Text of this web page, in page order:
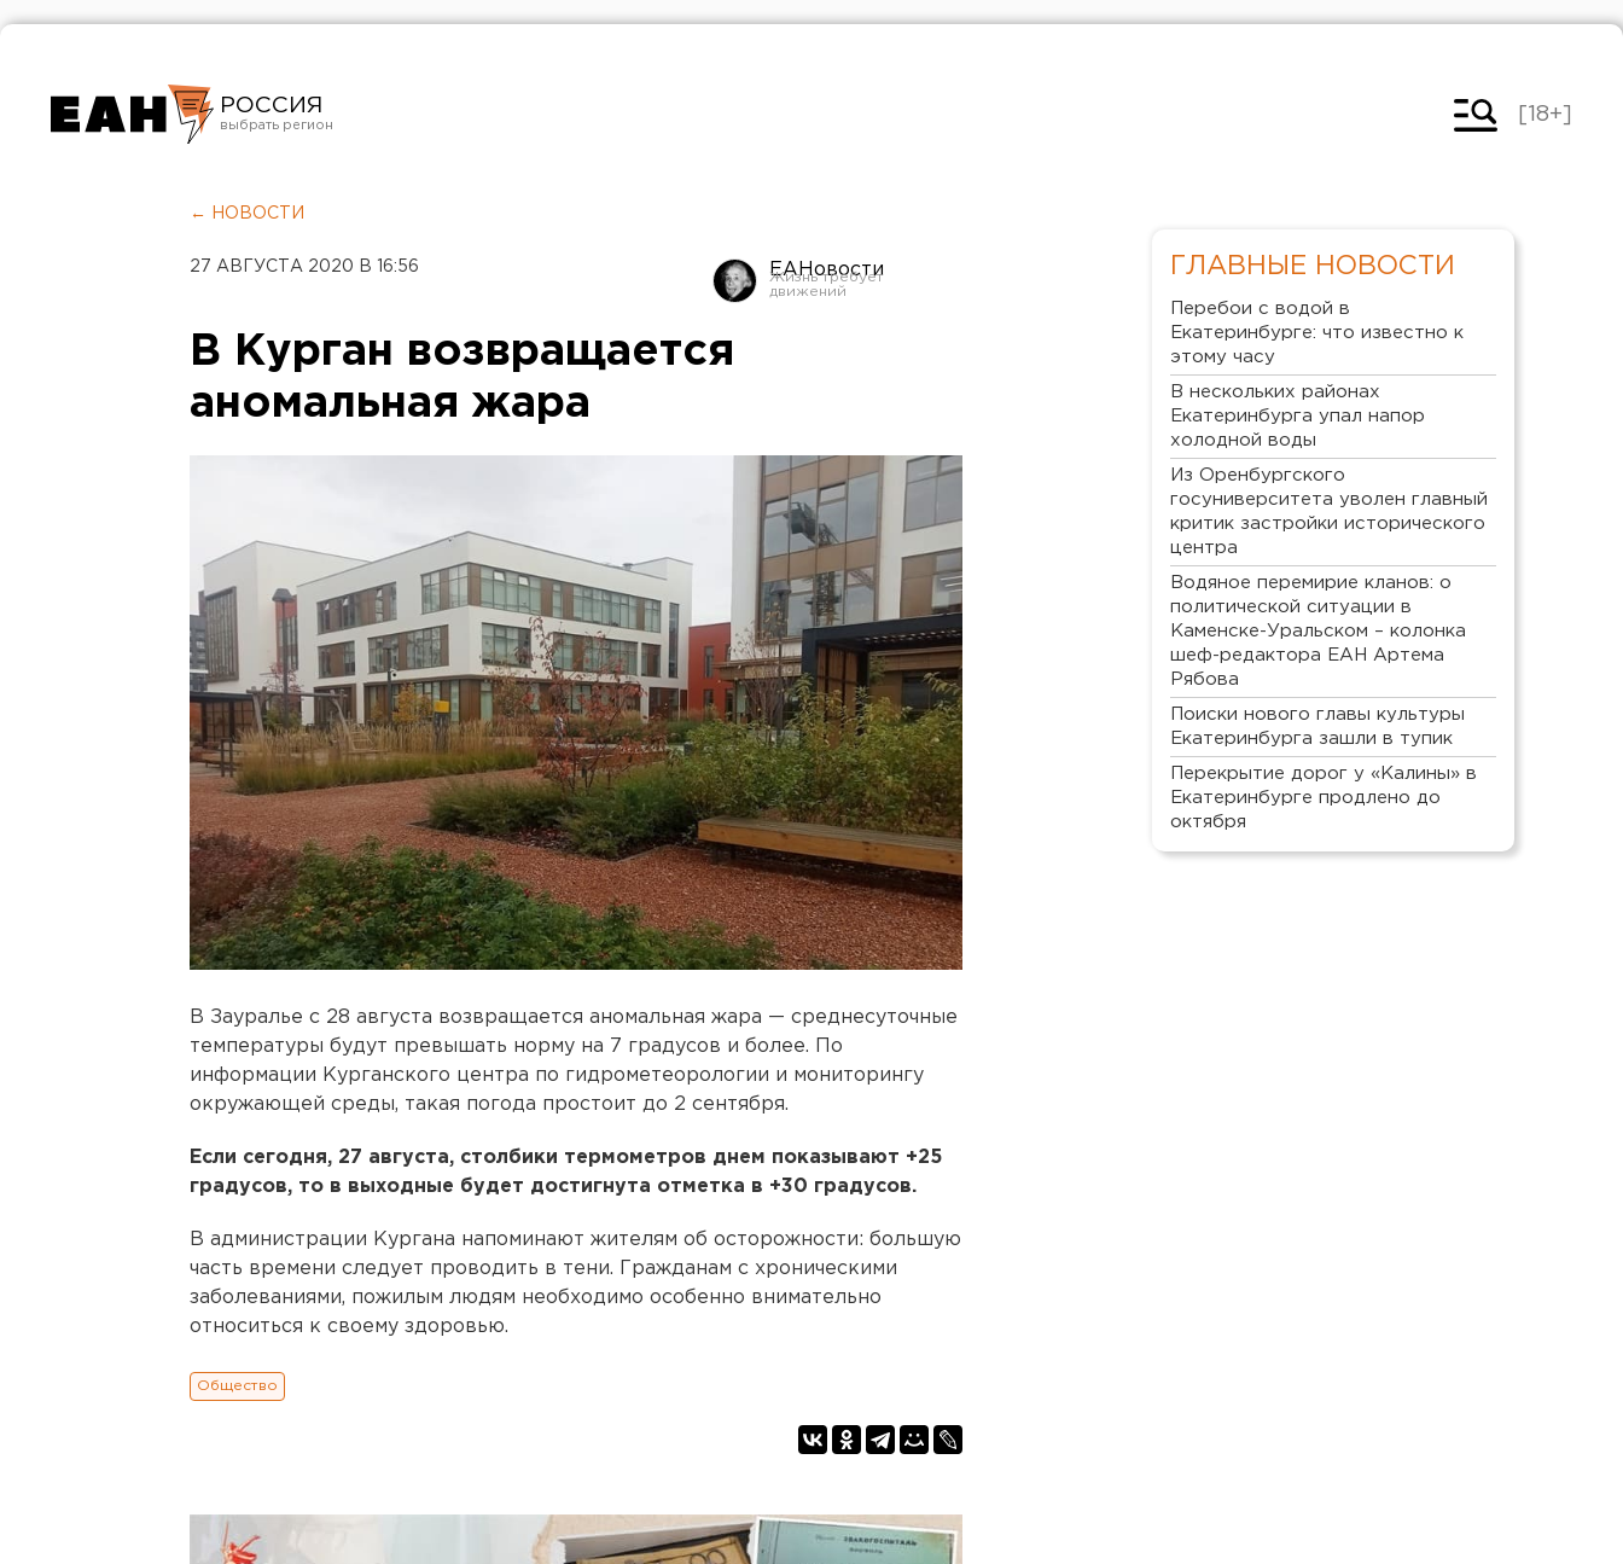
РОССИЯ
Челябинск
[18+]
← НОВОСТИ
27 АВГУСТА 2020 В 16:56 ЕАНовости
В Курган возвращается
аномальная жара
В Зауралье с 28 августа возвращается аномальная жара — среднесуточные
температуры будут превышать норму на 7 градусов и более. По
информации Курганского центра по гидрометеорологии и мониторингу
окружающей среды, такая погода простоит до 2 сентября.
Если сегодня, 27 августа, столбики термометров днем показывают +25
градусов, то в выходные будет достигнута отметка в +30 градусов.
В администрации Кургана напоминают жителям об осторожности: большую
часть времени следует проводить в тени. Гражданам с хроническими
заболеваниями, пожилым людям необходимо особенно внимательно
относиться к своему здоровью.
Общество
ГЛАВНЫЕ НОВОСТИ
Перебои с водой в
Екатеринбурге: что известно к
этому часу
В нескольких районах
Екатеринбурга упал напор
холодной воды
Из Оренбургского
госуниверситета уволен главный
критик застройки исторического
центра
Водяное перемирие кланов: о
политической ситуации в
Каменске-Уральском – колонка
шеф-редактора ЕАН Артема
Рябова
Поиски нового главы культуры
Екатеринбурга зашли в тупик
Перекрытие дорог у «Калины» в
Екатеринбурге продлено до
октября